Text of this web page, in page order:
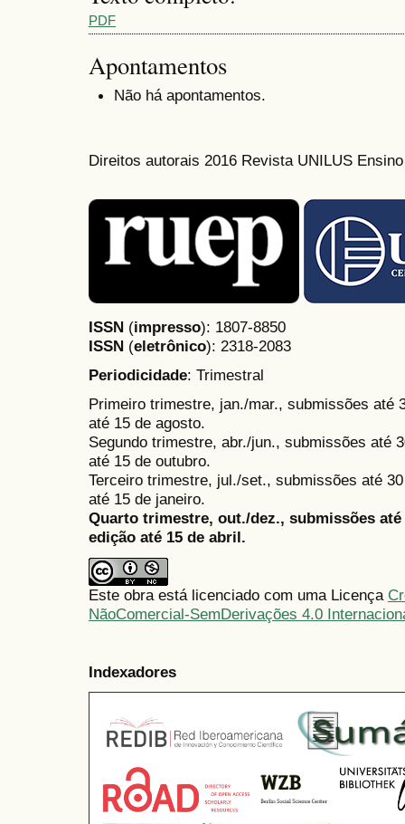
PDF
Apontamentos
Não há apontamentos.
Direitos autorais 2016 Revista UNILUS
ISSN (impresso): 1807-8850
ISSN (eletrônico): 2318-2083
Periodicidade: Trimestral
Primeiro trimestre, jan./mar., submissões até
até 15 de agosto.
Segundo trimestre, abr./jun., submissões até
até 15 de outubro.
Terceiro trimestre, jul./set., submissões até
até 15 de janeiro.
Quarto trimestre, out./dez., submissões
edição até 15 de abril.
Este obra está licenciado com uma Licença
NãoComercial-SemDerivações 4.0
Indexadores